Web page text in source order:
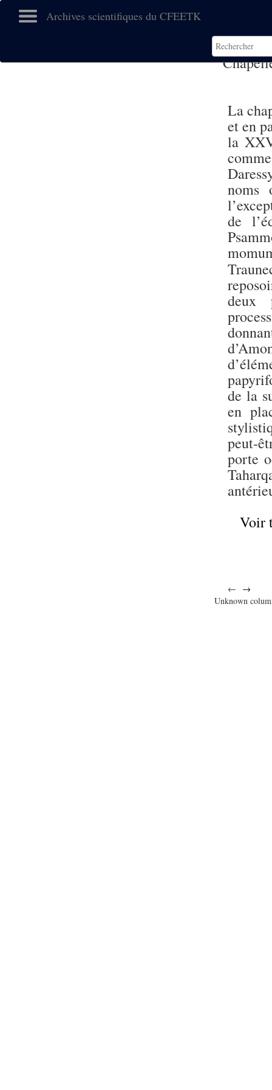
Archives scientifiques du CFEETK
La
et en
la
noms
de
deux
de la
en
peut-
porte
Voir
←
→
Unknown